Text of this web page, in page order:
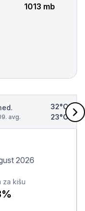
1013 mb
avg.
32°C
23°C
2026
za kišu